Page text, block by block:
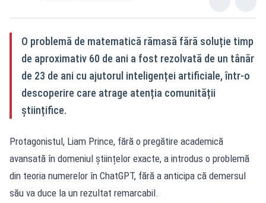
O problemă de matematică rămasă fără soluție timp
de aproximativ 60 de ani a fost rezolvată de un tânăr
de 23 de ani cu ajutorul inteligenței artificiale, într-o
descoperire care atrage atenția comunității
științifice.
Protagonistul, Liam Prince, fără o pregătire academică
avansată în domeniul științelor exacte, a introdus o problemă
din teoria numerelor în ChatGPT, fără a anticipa că demersul
său va duce la un rezultat remarcabil.